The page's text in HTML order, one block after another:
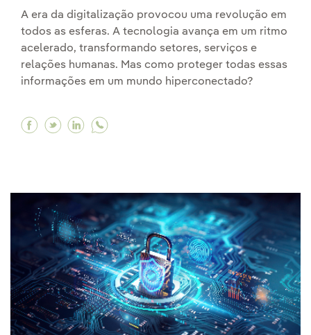
A era da digitalização provocou uma revolução em
todos as esferas. A tecnologia avança em um ritmo
acelerado, transformando setores, serviços e
relações humanas. Mas como proteger todas essas
informações em um mundo hiperconectado?
Facebook Proteção de dados e privacidade
Twitter Proteção de dados e privacidade
Linkedin Proteção de dados e